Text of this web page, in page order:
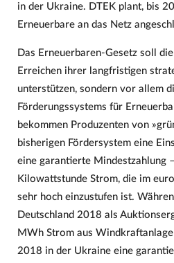
in der Ukraine. DTEK plant, bis
Erneuerbare an das Netz
Das Erneuerbaren-Gesetz soll
Erreichen ihrer langfristigen
unterstützen, sondern vor allem
Förderungssystems für
bekommen Produzenten von
bisherigen Fördersystem eine
eine garantierte Mindestzahlung
Kilowattstunde Strom, die im
sehr hoch einzustufen ist.
Deutschland 2018 als
MWh Strom aus
2018 in der Ukraine eine